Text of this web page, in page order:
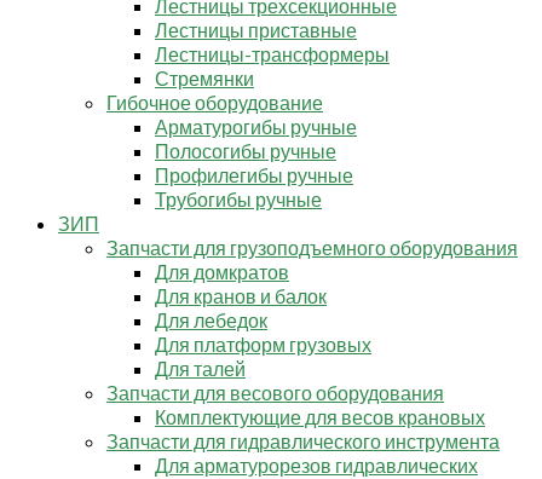
Лестницы трехсекционные
Лестницы приставные
Лестницы-трансформеры
Стремянки
Гибочное оборудование
Арматурогибы ручные
Полосогибы ручные
Профилегибы ручные
Трубогибы ручные
ЗИП
Запчасти для грузоподъемного оборудования
Для домкратов
Для кранов и балок
Для лебедок
Для платформ грузовых
Для талей
Запчасти для весового оборудования
Комплектующие для весов крановых
Запчасти для гидравлического инструмента
Для арматурорезов гидравлических